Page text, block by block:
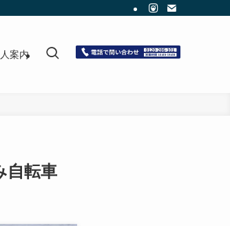
案内
自転車